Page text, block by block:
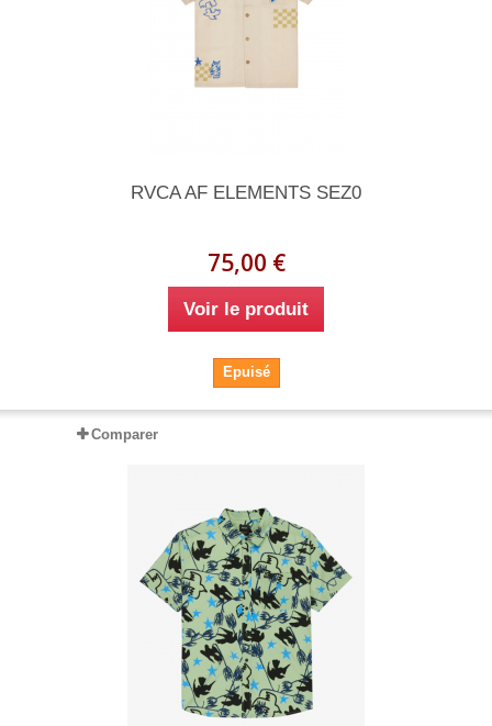
RVCA AF ELEMENTS SEZ0
75,00 €
Voir le produit
Epuisé
Comparer